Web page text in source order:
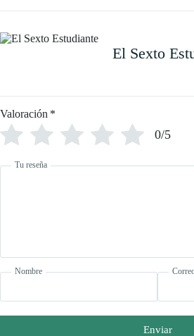
El Sexto
Valoración *
0/5
Tu reseña
Nombre
Enviar